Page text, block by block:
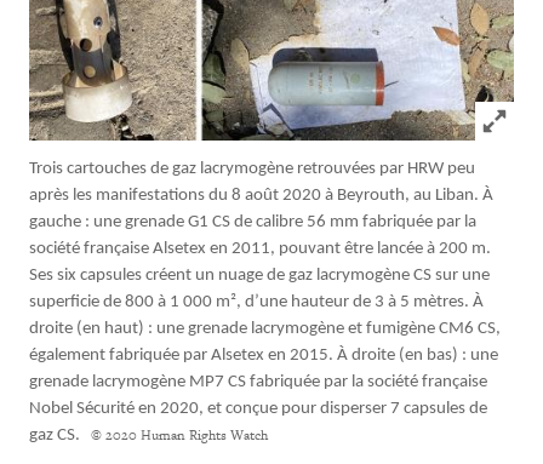
Click to
Trois cartouches de gaz lacrymogène retrouvées par HRW peu
après les manifestations du 8 août 2020 à Beyrouth, au Liban. À
gauche : une grenade G1 CS de calibre 56 mm fabriquée par la
société française Alsetex en 2011, pouvant être lancée à 200 m.
Ses six capsules créent un nuage de gaz lacrymogène CS sur une
superficie de 800 à 1 000 m², d’une hauteur de 3 à 5 mètres. À
droite (en haut) : une grenade lacrymogène et fumigène CM6 CS,
également fabriquée par Alsetex en 2015. À droite (en bas) : une
grenade lacrymogène MP7 CS fabriquée par la société française
Nobel Sécurité en 2020, et conçue pour disperser 7 capsules de
gaz CS.
© 2020 Human Rights Watch